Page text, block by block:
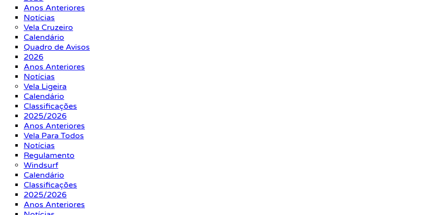
Anos Anteriores
Notícias
Vela Cruzeiro
Calendário
Quadro de Avisos
2026
Anos Anteriores
Notícias
Vela Ligeira
Calendário
Classificações
2025/2026
Anos Anteriores
Vela Para Todos
Notícias
Regulamento
Windsurf
Calendário
Classificações
2025/2026
Anos Anteriores